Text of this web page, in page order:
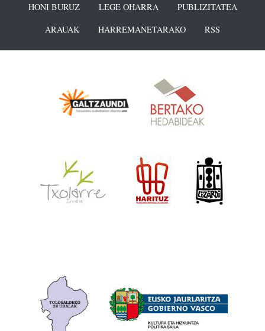
HONI BURUZ LEGE OHARRA
PUBLIZITATEA
ARAUAK
HARREMANETARAKO RSS